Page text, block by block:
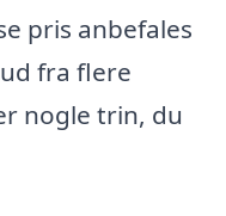
pris anbefales
fra flere
nogle trin, du